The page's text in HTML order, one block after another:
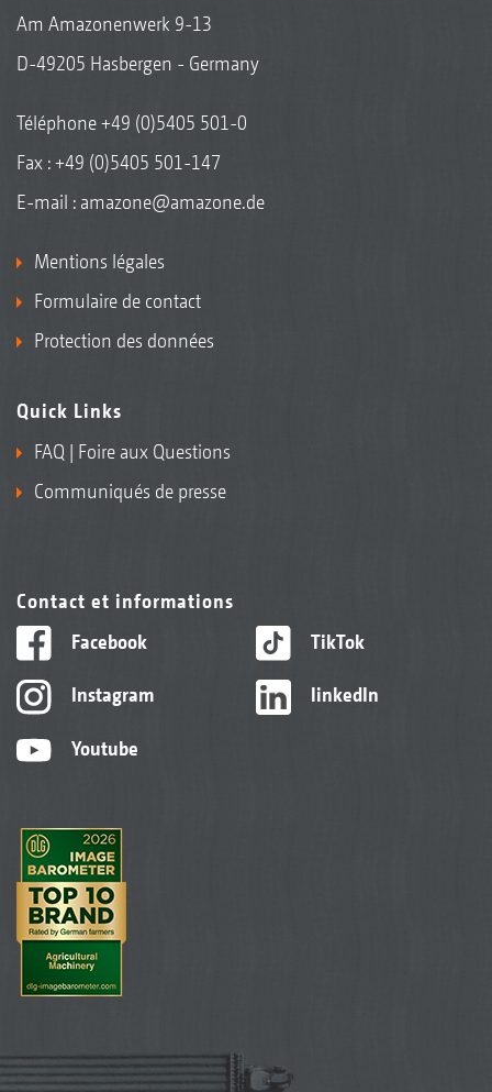
Am Amazonenwerk 9-13
D-49205 Hasbergen - Germany
Téléphone+49 (0)5405 501-0
Fax : +49 (0)5405 501-147
E-mail : amazone@amazone.de
Mentions légales
Formulaire de contact
Protection des données
Quick Links
FAQ | Foire aux Questions
Communiqués de presse
Contact et informations
Facebook
Instagram
Youtube
TikTok
linkedIn